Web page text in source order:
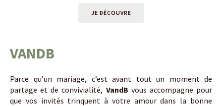
JE DÉCOUVRE
VANDB
Parce qu’un mariage, c’est avant tout un moment de
partage et de convivialité, VandB vous accompagne pour
que vos invités trinquent à votre amour dans la bonne